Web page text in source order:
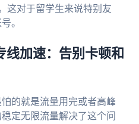
这对于留学生来说特别友
。
线加速：告别卡顿和
的就是流量用完或者高峰
定无限流量解决了这个问